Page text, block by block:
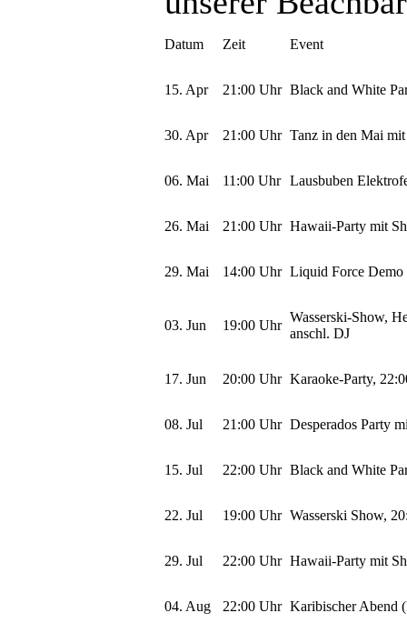
Datum Zeit Event
15. Apr 21:00 Uhr Black and White
30. Apr 21:00 Uhr Tanz in den Mai
06. Mai 11:00 Uhr Lausbuben
26. Mai 21:00 Uhr Hawaii-Party mit
29. Mai 14:00 Uhr Liquid Force Demo
03. Jun 19:00 Uhr
Wasserski-Show,
anschl. DJ
17. Jun 20:00 Uhr Karaoke-Party,
08. Jul 21:00 Uhr Desperados Party
15. Jul 22:00 Uhr Black and White
22. Jul 19:00 Uhr Wasserski Show,
29. Jul 22:00 Uhr Hawaii-Party mit
04. Aug 22:00 Uhr Karibischer Abend